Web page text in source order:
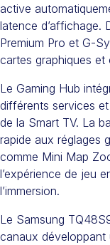
active
latence d’affichage.
Premium Pro et G-
cartes graphiques
Le Gaming Hub
différents services
de la Smart TV. La
rapide aux réglages
comme Mini Map
l’expérience de jeu
l’immersion.
Le Samsung
canaux développant